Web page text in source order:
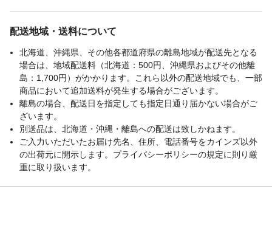
配送地域・送料について
北海道、沖縄県、その他各都道府県の離島地域が配送先となる
場合は、地域配送料（北海道：500円、沖縄県およびその他離
島：1,700円）がかかります。これら以外の配送地域でも、一部
商品において追加送料が発生する場合がございます。
離島の場合、配送日を指定しても指定日通り届かない場合がご
ざいます。
別送品は、北海道・沖縄・離島への配送は致しかねます。
ご入力いただいたお届け先名、住所、電話番号をカインズ以外
の出荷元に開示します。プライバシーポリシーの規定に則り厳
重に取り扱います。